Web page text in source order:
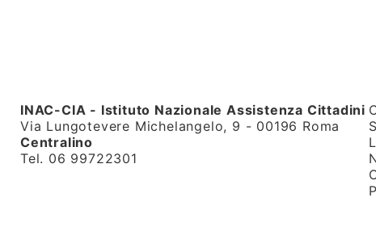
INAC-CIA - Istituto Nazionale Assistenza Cittadini
Via Lungotevere Michelangelo, 9 - 00196 Roma
Centralino
Tel. 06 99722301